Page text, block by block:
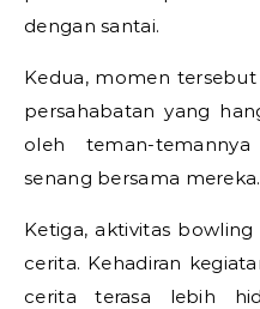
dengan santai.
Kedua, momen
persahabatan yang
oleh teman-
senang bersama mereka.
Ketiga, aktivitas
cerita. Kehadiran
cerita terasa lebih